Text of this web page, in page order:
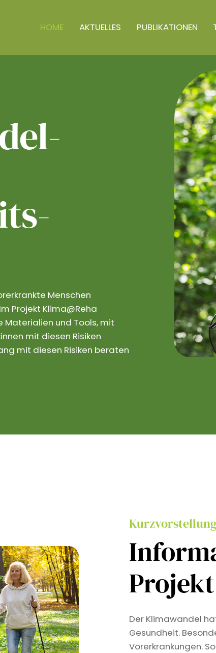
HOME AKTUELLES PUBLIKATIONEN
Menschen
Projekt Klima@Reha
Materialien und Tools, mit
mit diesen Risiken
mit diesen Risiken beraten
Projekt
Der Klimawandel
Gesundheit.
Vorerkrankungen.